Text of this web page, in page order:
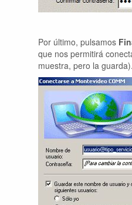
Por último, pulsamos
que nos permitirá
muestra, pero la guarda).